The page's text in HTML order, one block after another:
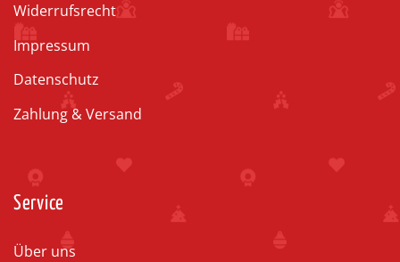
Widerrufsrecht
Impressum
Datenschutz
Zahlung & Versand
Service
Über uns